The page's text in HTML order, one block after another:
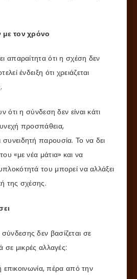
με τον χρόνο
απαραίτητα ότι η σχέση δεν
ένδειξη ότι χρειάζεται
ότι η σύνδεση δεν είναι κάτι
προσπάθεια,
παρουσία. Το να δει
«με νέα μάτια» και να
του μπορεί να αλλάξει
της σχέσης.
δεν βασίζεται σε
σε μικρές αλλαγές:
επικοινωνία, πέρα από την